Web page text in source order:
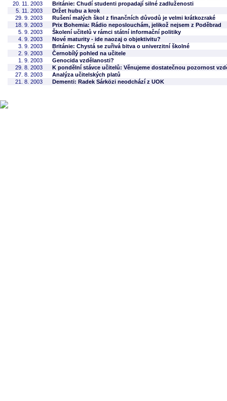
20. 11. 2003
Británie: Chudí studenti propadají silné zadluženosti
5. 11. 2003
Držet hubu a krok
29. 9. 2003
Rušení malých škol z finančních důvodů je velmi krátkozraké
18. 9. 2003
Prix Bohemia: Rádio neposlouchám, jelikož nejsem z Poděbrad
5. 9. 2003
Školení učitelů v rámci státní informační politiky
4. 9. 2003
Nové maturity - ide naozaj o objektivitu?
3. 9. 2003
Británie: Chystá se zuřivá bitva o univerzitní školné
2. 9. 2003
Černobílý pohled na učitele
1. 9. 2003
Genocida vzdělanosti?
29. 8. 2003
K pondělní stávce učitelů: Věnujeme dostatečnou pozornost
27. 8. 2003
Analýza učitelských platů
21. 8. 2003
Dementi: Radek Sárközi neodchází z UOK